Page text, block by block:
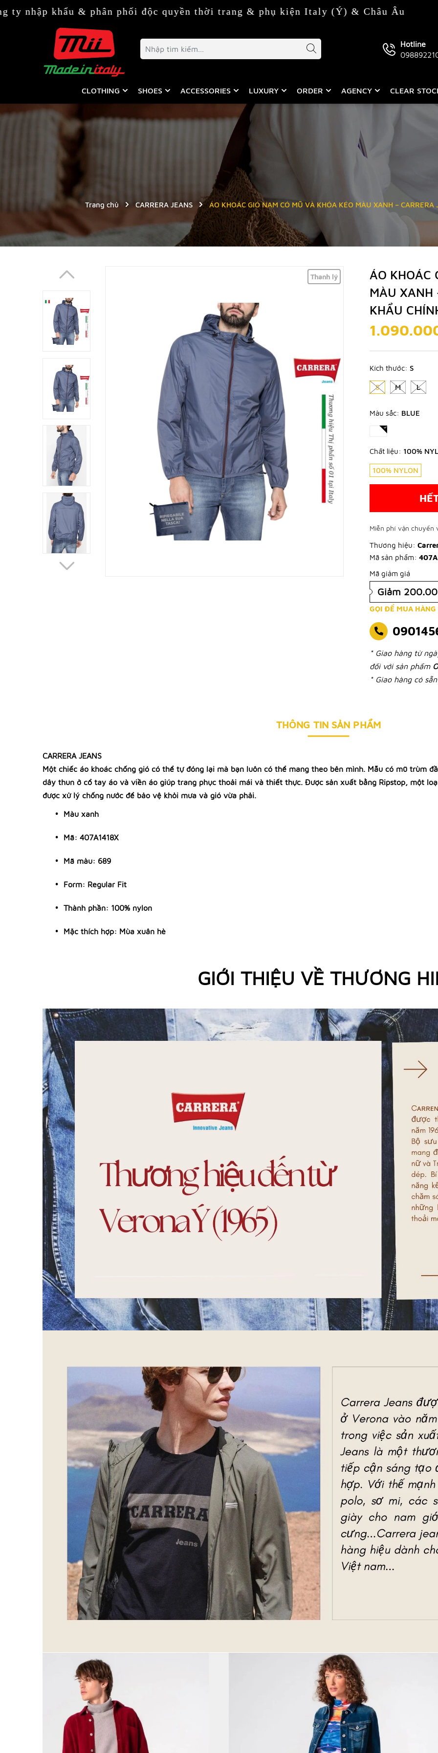
& phân phối độc quyền thời trang & phụ kiện Italy (Ý) & Châu Âu
Hotline
CLOTHING SHOES ACCESSORIES LUXURY ORDER AGENCY CLEAR
Trang chủ CARRERA JEANS ÁO KHOÁC GIÓ NAM CÓ MŨ VÀ KHÓA KÉO MÀU XANH –
Thanh lý
ÁO KHOÁC
MÀU XANH
KHẨU
Kích thước: S
S M L
Màu sắc: BLUE
Chất liệu: 100%
100% NYLON
Miễn phí vận chuyển
Thương hiệu:
Mã sản phẩm:
Mã giảm giá
Giảm
GỌI ĐỂ MUA
* Giao hàng từ
đối với sản phẩm
* Giao hàng có
THÔNG TIN SẢN PHẨM
CARRERA JEANS
Một chiếc áo khoác chống gió có thể tự đóng lại mà bạn luôn có thể mang theo bên mình. Mẫu có mũ trùm
dây thun ở cổ tay áo và viền áo giúp trang phục thoải mái và thiết thực. Được sản xuất bằng Ripstop, một
được xử lý chống nước để bảo vệ khỏi mưa và gió vừa phải.
Màu xanh
Mã: 407A1418X
Mã màu: 689
Form: Regular Fit
Thành phần: 100% nylon
Mặc thích hợp: Mùa xuân hè
GIỚI THIỆU VỀ THƯƠNG